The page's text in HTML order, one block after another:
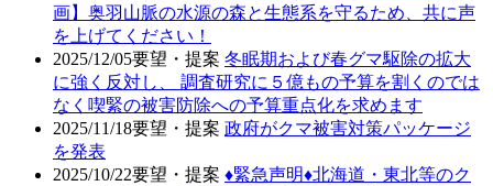
画】奥羽山脈の水源の森と生態系を守るため、共に声
を上げてください！
2025/12/05要望・提案 冬眠期および春グマ駆除の拡大
に強く反対し、 調査研究に５億もの予算を割くのでは
なく喫緊の被害防除への予算重点化を求めます
2025/11/18要望・提案 政府がクマ被害対策パッケージ
を発表
2025/10/22要望・提案 ♦️緊急声明♦️北海道・東北等のク